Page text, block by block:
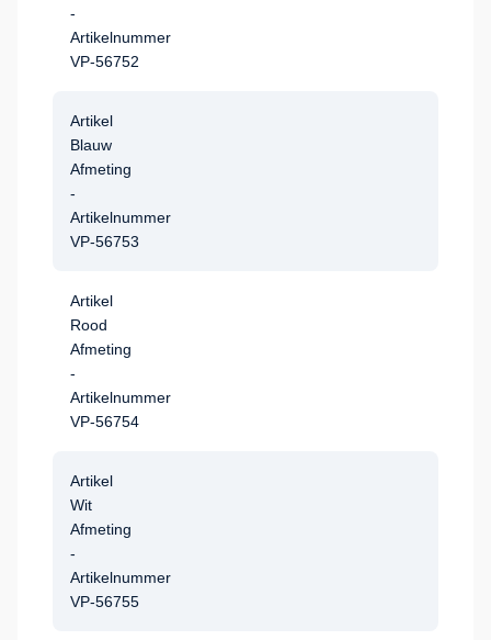
-
Artikelnummer
VP-56752
Artikel
Blauw
Afmeting
-
Artikelnummer
VP-56753
Artikel
Rood
Afmeting
-
Artikelnummer
VP-56754
Artikel
Wit
Afmeting
-
Artikelnummer
VP-56755